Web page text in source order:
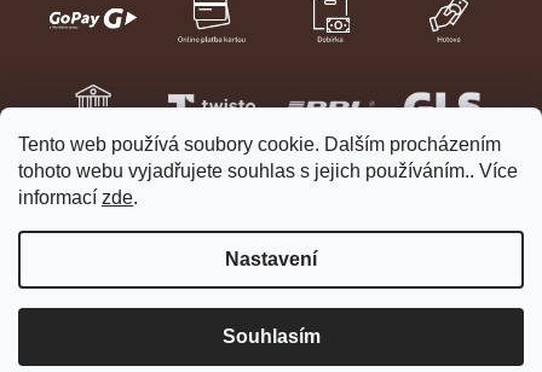
Tento web používá soubory cookie. Dalším procházením
tohoto webu vyjadřujete souhlas s jejich používáním.. Více
informací zde.
Nastavení
Souhlasím
Vytvořil Shoptet
HELVETIA hodinky a šperky